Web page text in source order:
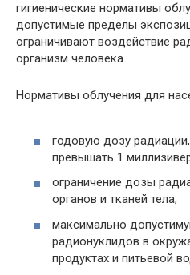
гигиенические нормативы
допустимые пределы
ограничивают воздействие
организм человека.
Нормативы облучения для
годовую дозу
превышать 1
ограничение дозы
органов и тканей тела;
максимально
радионуклидов в
продуктах и питьевой